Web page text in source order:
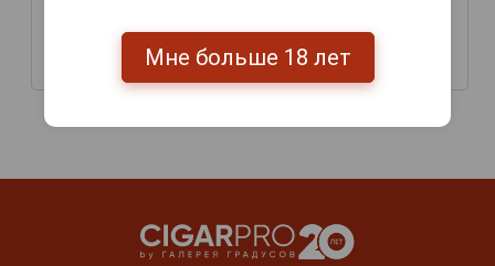
Долен Руж 0.33л
380 руб.
Долен Крик 0.33л
380 руб.
Мне больше 18 лет